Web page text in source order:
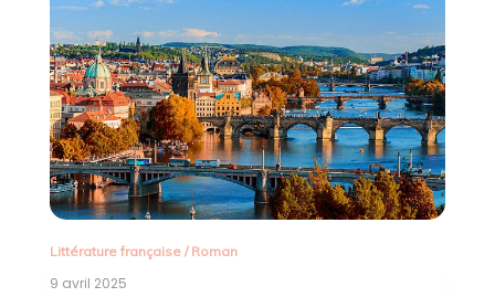
Littérature française/ Roman
9 avril 2025